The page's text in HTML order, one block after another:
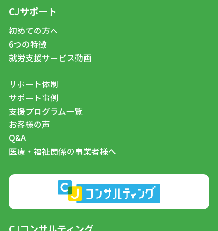
CJサポート
初めての方へ
6つの特徴
就労支援サービス動画
サポート体制
サポート事例
支援プログラム一覧
お客様の声
Q&A
医療・福祉関係の事業者様へ